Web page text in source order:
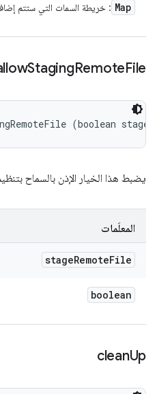
Map : خريطة السمات التي ستتم
StagingRemoteFile
(boolean
يضبط هذا الخيار الإذن بالسماح
المعلَمات
stageRemoteFile
boolean
cleanUp